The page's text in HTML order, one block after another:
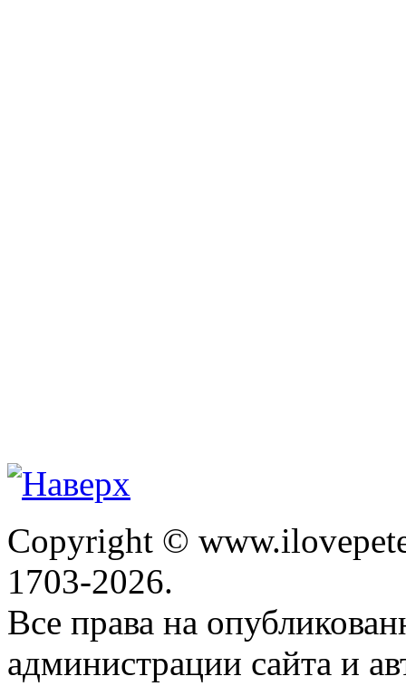
Copyright ©
1703-2026.
Все права на
администрации сайта и